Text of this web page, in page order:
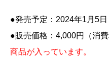
●発売予定：2024年1月5日
●販売価格：4,000円（消
商品が入っています。